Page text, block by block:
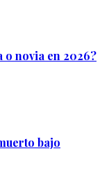
o novia en 2026?
bajo